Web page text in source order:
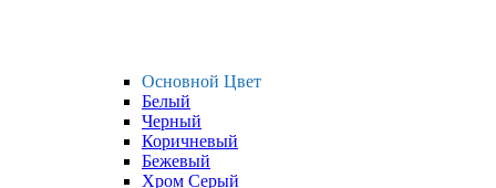
Основной Цвет
Белый
Черный
Коричневый
Бежевый
Хром Серый